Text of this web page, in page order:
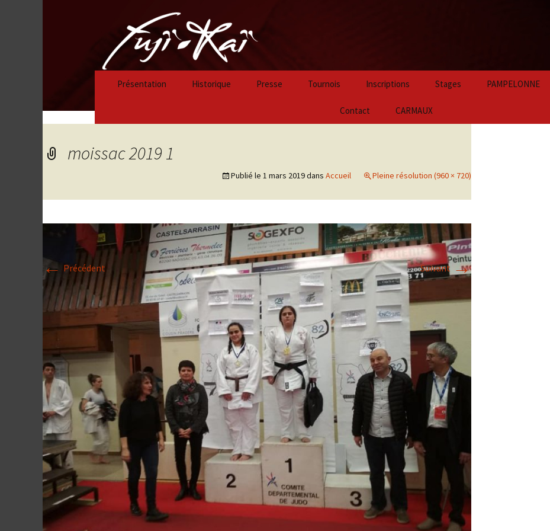
contenu
Présentation Historique
Historique 2018/2019
Historique 2017-2018
Historique 2016-2017
Historique 2015-2016
Presse Tournois Inscriptions Stages PAMPELONNE
Contact CARMAUX
moissac 2019 1
Publié le 1 mars 2019dans Accueil Pleine résolution (960 × 720)
← Précédent Suivant →